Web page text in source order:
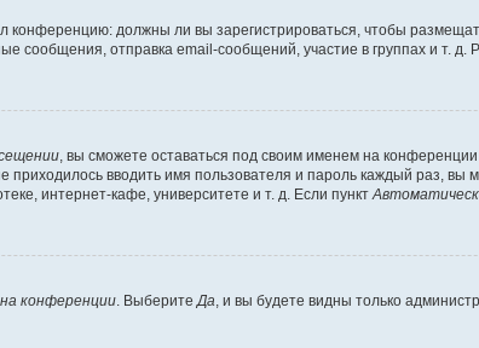
конференцию: должны ли вы зарегистрироваться, чтобы
отправка email-сообщений, участие в группах и т. д.
, вы сможете оставаться под своим именем на
приходилось вводить имя пользователя и пароль каждый раз,
интернет-кафе, университете и т. д. Если пункт
конференции . Выберите Да , и вы будете видны только